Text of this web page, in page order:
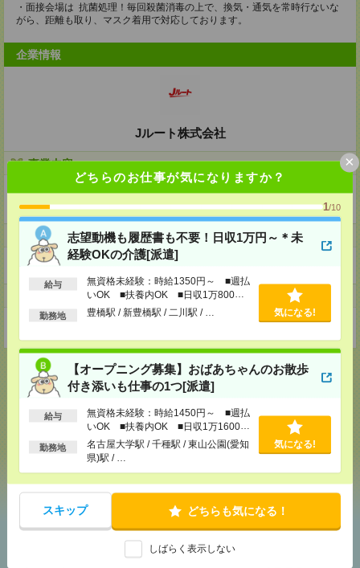
どちらのお仕事が気になりますか？
1/10
志望動機も履歴書も不要！日収1万円～＊未
経験OKの介護[派遣]
給与
無資格未経験：時給1350円～ ■週払
いOK ■扶養内OK ■日収1万800円
以上
勤務地 豊橋駅 / 新豊橋駅 / 二川駅 / … 気になる!
【オープニング募集】おばあちゃんのお散歩
付き添いも仕事の1つ[派遣]
給与
無資格未経験：時給1450円～ ■週払
いOK ■扶養内OK ■日収1万1600円
以上
勤務地
名古屋大学駅 / 千種駅 / 東山公園(愛知
県)駅 / …
気になる!
スキップ どちらも気になる！
しばらく表示しない
×
・面接会場は 抗菌処理！毎回殺菌消毒の上で、換気・通気を常時行ないな
がら、距離も取り、マスク着用で対応しております。
企業情報
Jルート株式会社
事業内容
・軽貨物運送事業
・企業専属便
ホームページ
https://en-gage.net/jcsentrytokyo_saiyo/
応募ページへ
気になる！
あなたの閲覧履歴からの
おすすめ